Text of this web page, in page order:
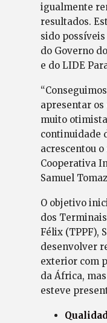
igualmente
resultados.
sido
do Governo
e do LIDE
apresentar os
muito
continuidade
acrescentou
Cooperativa
Samuel
O objetivo
dos
Félix (TPPF),
desenvolver
exterior com
da África,
esteve